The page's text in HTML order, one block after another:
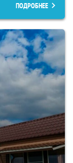
ПОДРОБНЕЕ